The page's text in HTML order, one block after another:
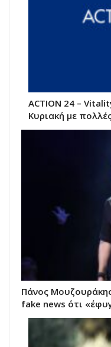
ACTION 24 –
Κυριακή με
Πάνος
fake news ότι